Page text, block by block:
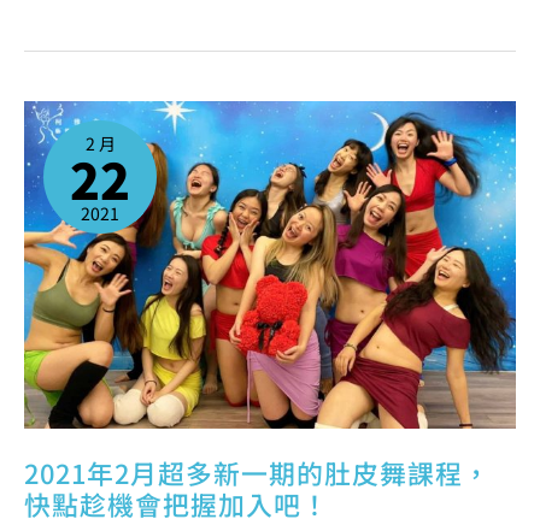
2 月
22
2021
2021年2月超多新一期的肚皮舞課程，
快點趁機會把握加入吧！
2021
年
2
多
新
一
期
肚
皮
舞
課
程，
快
點
趁
機
會
把
握
加
入
吧！